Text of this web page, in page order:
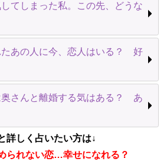
てしまった私。この先、どうな
たあの人に今、恋人はいる？ 好
奥さんと離婚する気はある？ あ
詳しく占いたい方は↓
られない恋…幸せになれる？